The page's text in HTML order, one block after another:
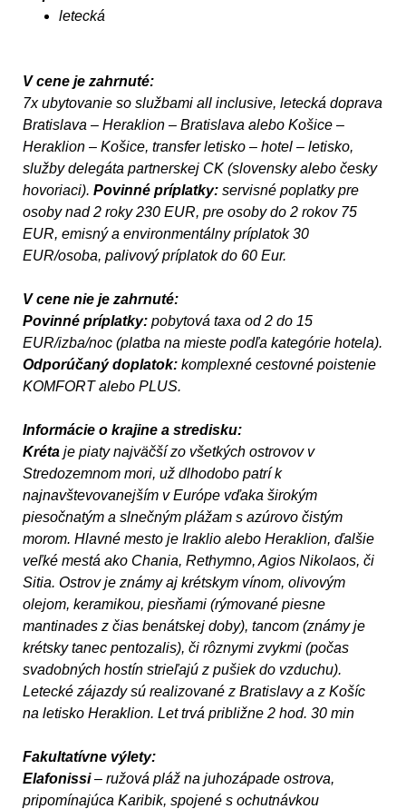
letecká
V cene je zahrnuté:
7x ubytovanie so službami all inclusive, letecká doprava
Bratislava – Heraklion – Bratislava alebo Košice –
Heraklion – Košice, transfer letisko – hotel – letisko,
služby delegáta partnerskej CK (slovensky alebo česky
hovoriaci). Povinné príplatky: servisné poplatky pre
osoby nad 2 roky 230 EUR, pre osoby do 2 rokov 75
EUR, emisný a environmentálny príplatok 30
EUR/osoba, palivový príplatok do 60 Eur.
V cene nie je zahrnuté:
Povinné príplatky: pobytová taxa od 2 do 15
EUR/izba/noc (platba na mieste podľa kategórie hotela).
Odporúčaný doplatok: komplexné cestovné poistenie
KOMFORT alebo PLUS.
Informácie o krajine a stredisku:
Kréta je piaty najväčší zo všetkých ostrovov v
Stredozemnom mori, už dlhodobo patrí k
najnavštevovanejším v Európe vďaka širokým
piesočnatým a slnečným plážam s azúrovo čistým
morom. Hlavné mesto je Iraklio alebo Heraklion, ďalšie
veľké mestá ako Chania, Rethymno, Agios Nikolaos, či
Sitia. Ostrov je známy aj krétskym vínom, olivovým
olejom, keramikou, piesňami (rýmované piesne
mantinades z čias benátskej doby), tancom (známy je
krétsky tanec pentozalis), či rôznymi zvykmi (počas
svadobných hostín strieľajú z pušiek do vzduchu).
Letecké zájazdy sú realizované z Bratislavy a z Košíc
na letisko Heraklion. Let trvá približne 2 hod. 30 min
Fakultatívne výlety:
Elafonissi– ružová pláž na juhozápade ostrova,
pripomínajúca Karibik, spojené s ochutnávkou